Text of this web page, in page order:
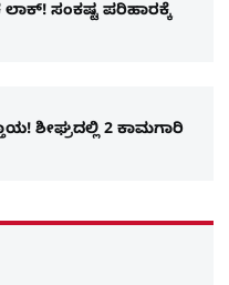
ಸಂಕಷ್ಟ ಪರಿಹಾರಕ್ಕೆ
ಶೀಘ್ರದಲ್ಲಿ 2 ಕಾಮಗಾರಿ